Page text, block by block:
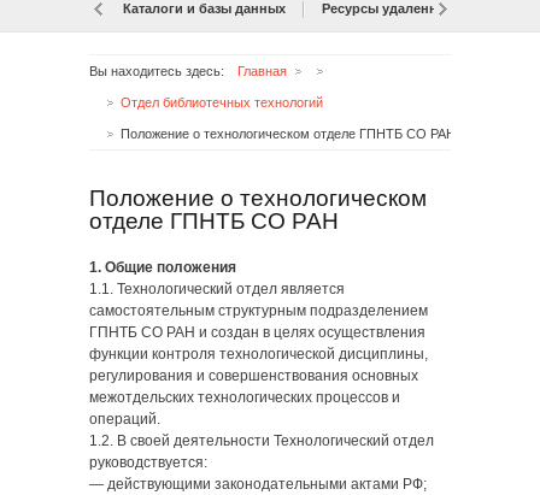
Каталоги и базы данных Ресурсы удаленного доступа
Вы находитесь здесь: Главная
Отдел библиотечных технологий
Положение о технологическом отделе ГПНТБ СО РАН
Положение о технологическом
отделе ГПНТБ СО РАН
1. Общие положения
1.1. Технологический отдел является
самостоятельным структурным подразделением
ГПНТБ СО РАН и создан в целях осуществления
функции контроля технологической дисциплины,
регулирования и совершенствования основных
межотдельских технологических процессов и
операций.
1.2. В своей деятельности Технологический отдел
руководствуется:
— действующими законодательными актами РФ;